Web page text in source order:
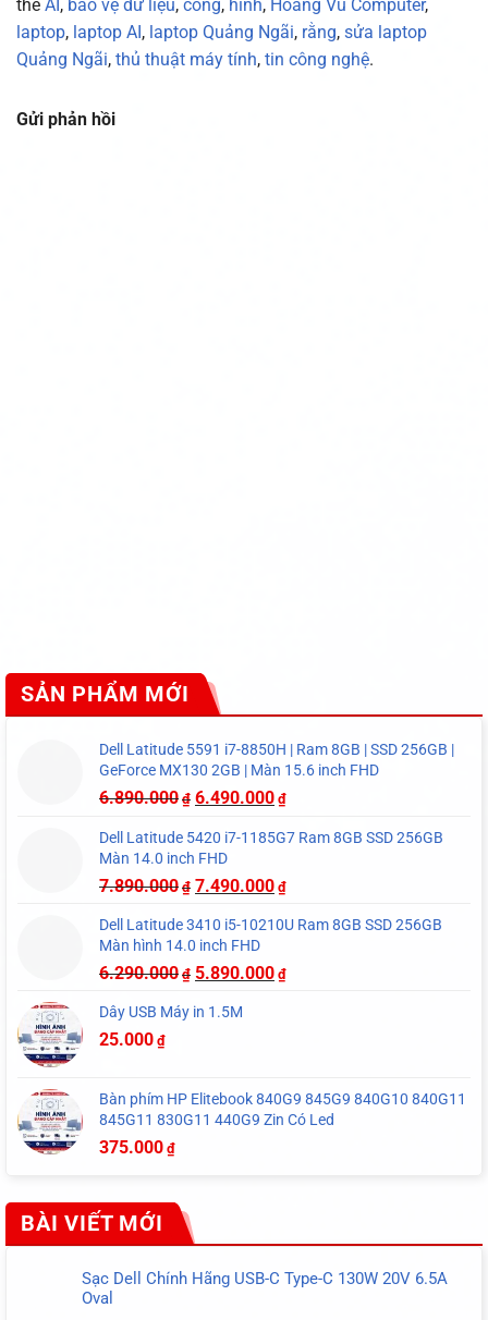
thẻ AI , bảo vệ dữ liệu, công, hình, Hoàng Vũ Computer,
laptop, laptop AI , laptop Quảng Ngãi, rằng, sửa laptop
Quảng Ngãi, thủ thuật máy tính, tin công nghệ.
Gửi phản hồi
SẢN PHẨM MỚI
Dell Latitude 5591 i7-8850H | Ram 8GB | SSD 256GB |
GeForce MX130 2GB | Màn 15.6 inch FHD
6.890.000 ₫ 6.490.000 ₫
Dell Latitude 5420 i7-1185G7 Ram 8GB SSD 256GB
Màn 14.0 inch FHD
7.890.000 ₫ 7.490.000 ₫
Dell Latitude 3410 i5-10210U Ram 8GB SSD 256GB
Màn hình 14.0 inch FHD
6.290.000 ₫ 5.890.000 ₫
Dây USB Máy in 1.5M
25.000 ₫
Bàn phím HP Elitebook 840G9 845G9 840G10 840G11
845G11 830G11 440G9 Zin Có Led
375.000 ₫
BÀI VIẾT MỚI
Sạc Dell Chính Hãng USB-C Type-C 130W 20V 6.5A
Oval